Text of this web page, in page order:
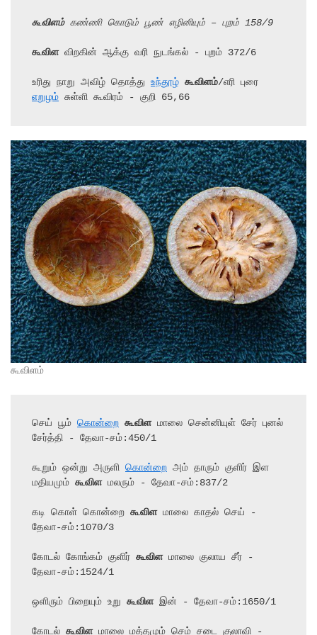
கூவிளம் கண்ணி கொடும் பூண் எழினியும் – புறம் 158/9
கூவிள விறகின் ஆக்கு வரி நுடங்கல் - புறம் 372/6
உரிது நாறு அவிழ் தொத்து உந்தூழ் கூவிளம்
எறுழம்
கூவிளம்
செய் பூம் கொன்றை கூவிள மாலை சென்னியுள் சேர் புனல்
சேர்த்தி - தேவா-சம்:450/1
கூறும் ஒன்று அருளி கொன்றை அம் தாரும் குளிர் இள
மதியமும் கூவிள மலரும் - தேவா-சம்:837/2
கடி கொள் கொன்றை கூவிள மாலை காதல் செய் -
தேவா-சம்:1070/3
கோடல் கோங்கம் குளிர் கூவிள மாலை குலாய சீர் -
தேவா-சம்:1524/1
ஒளிரும் பிறையும் உறு கூவிள இன் - தேவா-சம்:1650/1
கோடல் கூவிள மாலை மத்தமும் செம் சடை குலாவி -